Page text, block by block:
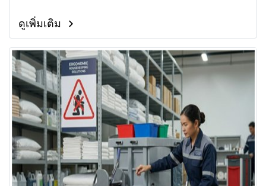
ดูเพิ่มเติม